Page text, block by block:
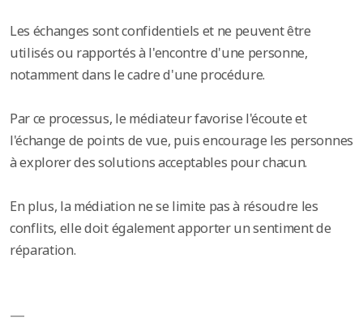
Les échanges sont confidentiels et ne peuvent être
utilisés ou rapportés à l'encontre d'une personne,
notamment dans le cadre d'une procédure.
Par ce processus, le médiateur favorise l'écoute et
l'échange de points de vue, puis encourage les personnes
à explorer des solutions acceptables pour chacun.
En plus, la médiation ne se limite pas à résoudre les
conflits, elle doit également apporter un sentiment de
réparation.
—